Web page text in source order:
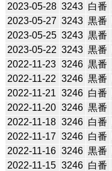
2023-05-28 3243 白番
2023-05-27 3243 黒番
2023-05-25 3243 黒番
2023-05-22 3243 黒番
2022-11-23 3246 黒番
2022-11-22 3246 黒番
2022-11-21 3246 白番
2022-11-20 3246 黒番
2022-11-18 3246 白番
2022-11-17 3246 白番
2022-11-16 3246 黒番
2022-11-15 3246 白番